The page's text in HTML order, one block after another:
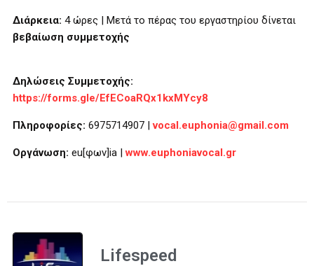
Διάρκεια: 4 ώρες | Μετά το πέρας του εργαστηρίου δίνεται
βεβαίωση συμμετοχής
Δηλώσεις Συμμετοχής:
https://forms.gle/EfECoaRQx1kxMYcy8
Πληροφορίες: 6975714907 | vocal.euphonia@gmail.com
Οργάνωση: eu[φων]ia |www.euphoniavocal.gr
Lifespeed